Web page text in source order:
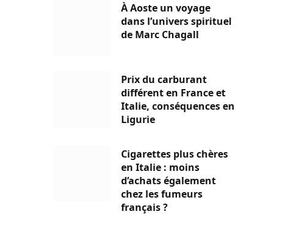
À Aoste un voyage
dans l’univers spirituel
de Marc Chagall
Prix du carburant
différent en France et
Italie, conséquences en
Ligurie
Cigarettes plus chères
en Italie : moins
d’achats également
chez les fumeurs
français ?